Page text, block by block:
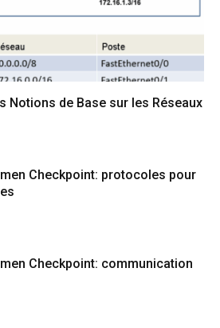
Notions de Base sur les Réseaux
Checkpoint: protocoles pour
Checkpoint: communication